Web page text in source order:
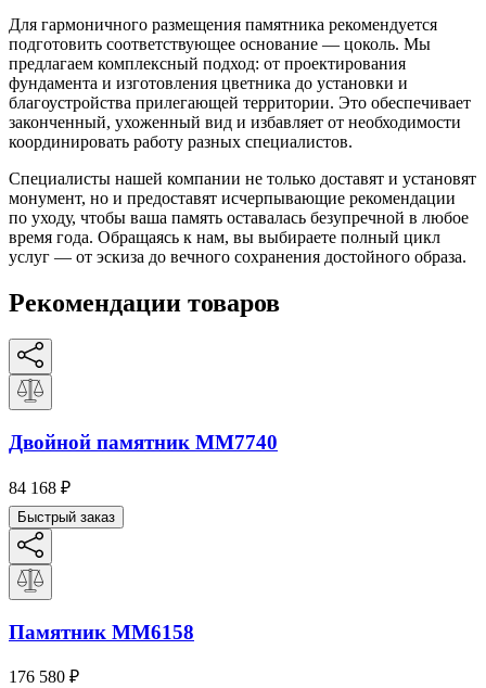
Для гармоничного размещения памятника рекомендуется
подготовить соответствующее основание — цоколь. Мы
предлагаем комплексный подход: от проектирования
фундамента и изготовления цветника до установки и
благоустройства прилегающей территории. Это обеспечивает
законченный, ухоженный вид и избавляет от необходимости
координировать работу разных специалистов.
Специалисты нашей компании не только доставят и установят
монумент, но и предоставят исчерпывающие рекомендации
по уходу, чтобы ваша память оставалась безупречной в любое
время года. Обращаясь к нам, вы выбираете полный цикл
услуг — от эскиза до вечного сохранения достойного образа.
Рекомендации товаров
Двойной памятник ММ7740
84 168 ₽
Быстрый заказ
Памятник ММ6158
176 580 ₽